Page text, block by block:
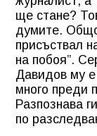
ще стане?
думите.
присъствал
на побоя”.
Давидов му е
много преди
Разпознава
по